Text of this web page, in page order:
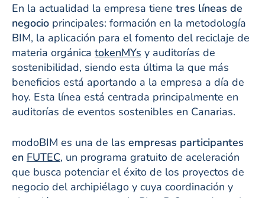
En la actualidad la empresa tiene tres líneas de
negocio principales: formación en la metodología
BIM, la aplicación para el fomento del reciclaje de
materia orgánica tokenMYs y auditorías de
sostenibilidad, siendo esta última la que más
beneficios está aportando a la empresa a día de
hoy. Esta línea está centrada principalmente en
auditorías de eventos sostenibles en Canarias.
modoBIM es una de las empresas participantes
en FUTEC, un programa gratuito de aceleración
que busca potenciar el éxito de los proyectos de
negocio del archipiélago y cuya coordinación y